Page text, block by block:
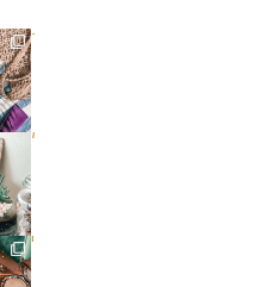
מקדמי הגנה מומלצים - עכשיו ב
פעילות ממש
אומרים שאם מצמידים קונכיה מ
#הסטודיושלקורין - פינה חדשה